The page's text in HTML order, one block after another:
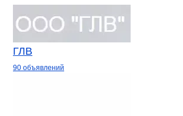
ГЛВ
90 объявлений